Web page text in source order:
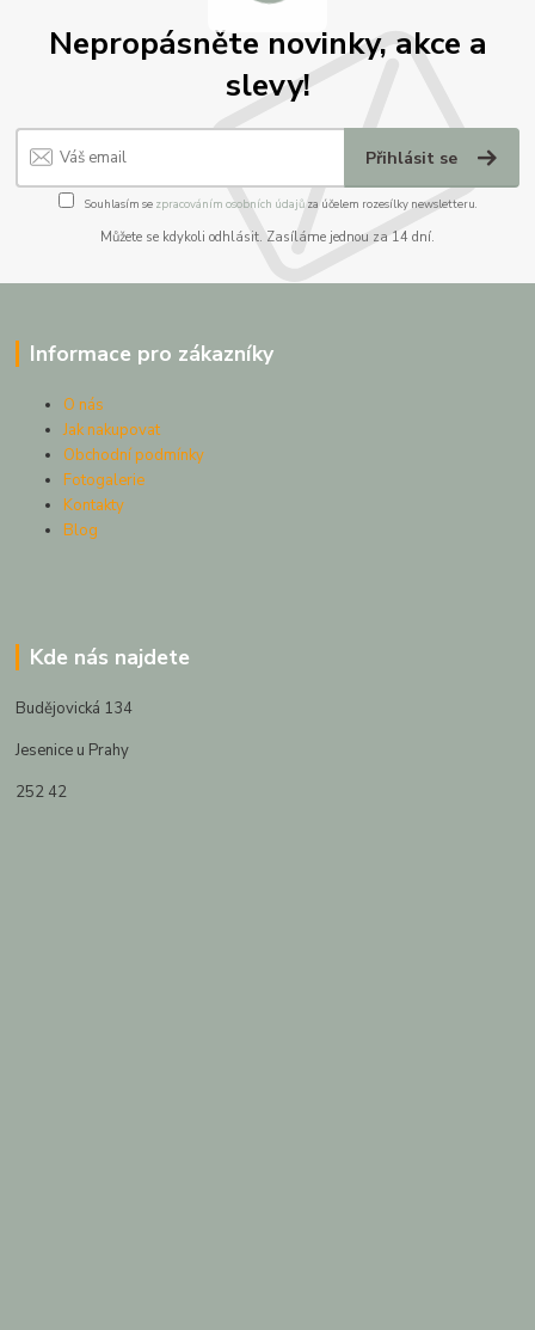
Nepropásněte novinky, akce a
slevy!
Přihlásit se
Souhlasím se zpracováním osobních údajůza účelem rozesílky newsletteru.
Můžete se kdykoli odhlásit. Zasíláme jednou za 14 dní.
Informace pro zákazníky
O nás
Jak nakupovat
Obchodní podmínky
Fotogalerie
Kontakty
Blog
Kde nás najdete
Budějovická 134
Jesenice u Prahy
252 42